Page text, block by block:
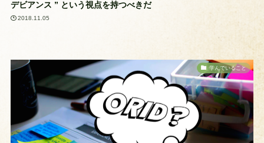
デビアンス ” という視点を持つべきだ
2018.11.05
学んでいること